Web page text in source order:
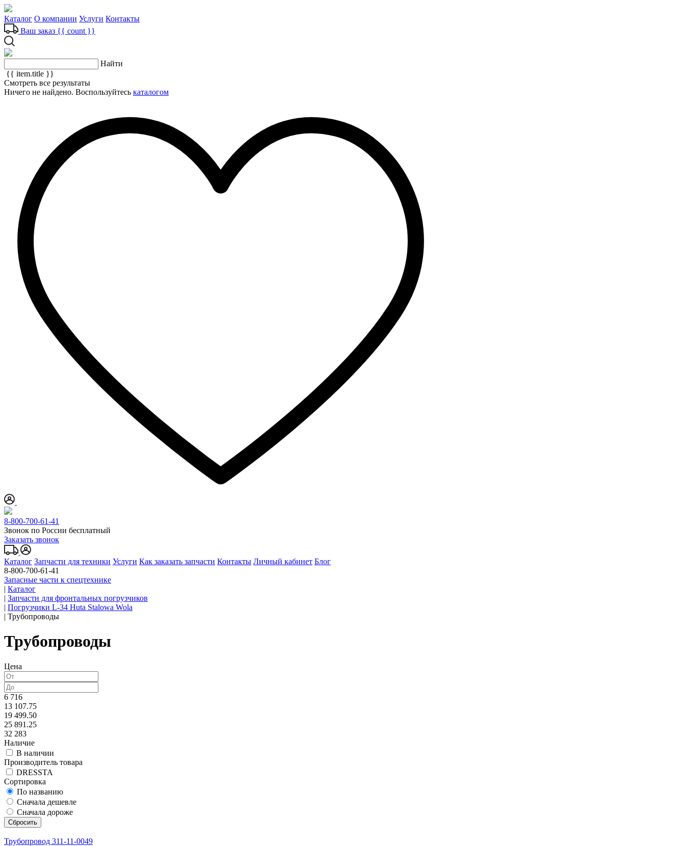
Каталог О компании Услуги Контакты
Ваш заказ {{ count }}
Найти
{{ item.title }}
Смотреть все результаты
Ничего не найдено. Воспользуйтесь каталогом
8-800-700-61-41
Звонок по России бесплатный
Заказать звонок
Каталог Запчасти для техники Услуги Как заказать запчасти Контакты Личный кабинет Блог
8-800-700-61-41
Запасные части к спецтехнике
| Каталог
| Запчасти для фронтальных погрузчиков
| Погрузчики L-34 Huta Stalowa Wola
| Трубопроводы
Трубопроводы
Цена
6 716
13 107.75
19 499.50
25 891.25
32 283
Наличие
В наличии
Производитель товара
DRESSTA
Сортировка
По названию
Сначала дешевле
Сначала дороже
Сбросить
Трубопровод 311-11-0049